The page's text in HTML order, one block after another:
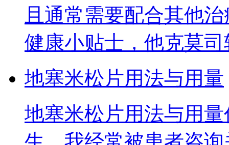
且通常需要配合其他
健康小贴士，他克莫
地塞米松片用法与用量
地塞米松片用法与用